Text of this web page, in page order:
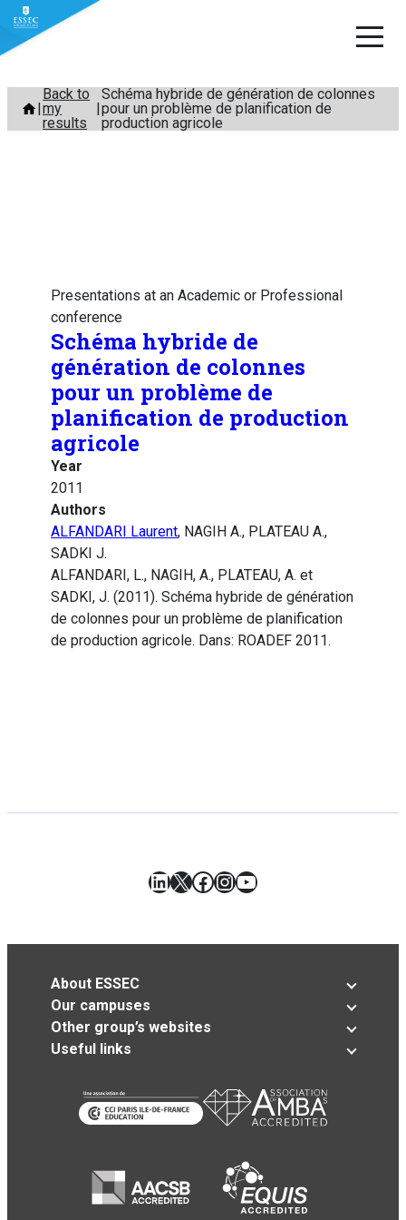
Skip
content
Back to
my
results
Schéma hybride de génération de colonnes
pour un problème de planification de
production agricole
Presentations at an Academic or Professional
conference
Schéma hybride de
génération de colonnes
pour un problème de
planification de production
agricole
Year
2011
Authors
ALFANDARI Laurent, NAGIH A., PLATEAU A.,
SADKI J.
ALFANDARI, L., NAGIH, A., PLATEAU, A. et
SADKI, J. (2011). Schéma hybride de génération
de colonnes pour un problème de planification
de production agricole. Dans: ROADEF 2011.
LinkedIn
X Facebook
Instagram
YouTube
About ESSEC
Our campuses
Other group’s websites
Useful links